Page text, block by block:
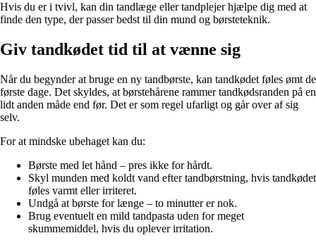
Hvis du er i tvivl, kan din tandlæge eller tandplejer hjælpe dig med at
finde den type, der passer bedst til din mund og børsteteknik.
Giv tandkødet tid til at vænne sig
Når du begynder at bruge en ny tandbørste, kan tandkødet føles ømt de
første dage. Det skyldes, at børstehårene rammer tandkødsranden på en
lidt anden måde end før. Det er som regel ufarligt og går over af sig
selv.
For at mindske ubehaget kan du:
Børste med let hånd – pres ikke for hårdt.
Skyl munden med koldt vand efter tandbørstning, hvis tandkødet
føles varmt eller irriteret.
Undgå at børste for længe – to minutter er nok.
Brug eventuelt en mild tandpasta uden for meget
skummemiddel, hvis du oplever irritation.